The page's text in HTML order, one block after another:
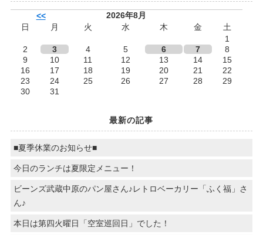
<<
2026年8月
日
月 火 水 木 金
土
1
2
3 4 5 6 7
8
9
10 11 12 13 14
15
16
17 18 19 20 21
22
23
24 25 26 27 28
29
30
31
最新の記事
■夏季休業のお知らせ■
今日のランチは夏限定メニュー！
ビーンズ武蔵中原のパン屋さん♪レトロベーカリー「ふく福」さ
ん♪
本日は第四火曜日「空室巡回日」でした！